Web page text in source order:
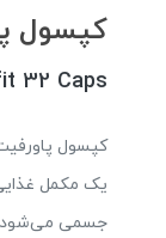
کپسول
32 Caps
کپسول
یک مکمل
جسمی